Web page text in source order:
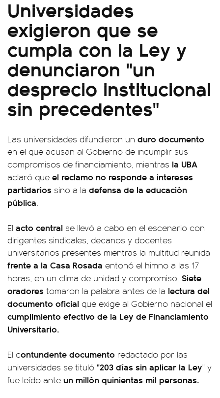
Universidades
exigieron que se
cumpla con la Ley y
denunciaron "un
desprecio institucional
sin precedentes"
Las universidades difundieron un duro documento
en el que acusan al Gobierno de incumplir sus
compromisos de financiamiento, mientras la UBA
aclaró que el reclamo no responde a intereses
partidarios sino a la defensa de la educación
pública.
El acto central se llevó a cabo en el escenario con
dirigentes sindicales, decanos y docentes
universitarios presentes mientras la multitud reunida
frente a la Casa Rosada entonó el himno a las 17
horas, en un clima de unidad y compromiso. Siete
oradores tomaron la palabra antes de la lectura del
documento oficial que exige al Gobierno nacional el
cumplimiento efectivo de la Ley de Financiamiento
Universitario.
El contundente documento redactado por las
universidades se tituló "203 días sin aplicar la Ley" y
fue leído ante un millón quinientas mil personas.